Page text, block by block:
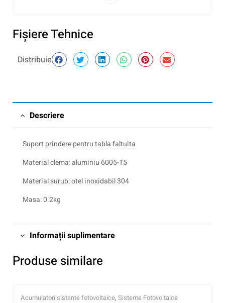
Fişiere Tehnice
Distribuie
Descriere
Suport prindere pentru tabla faltuita
Material clema: aluminiu 6005-T5
Material surub: otel inoxidabil 304
Masa: 0.2kg
Informații suplimentare
Produse similare
Acumulatori sisteme fotovoltaice, Sisteme Fotovoltaice